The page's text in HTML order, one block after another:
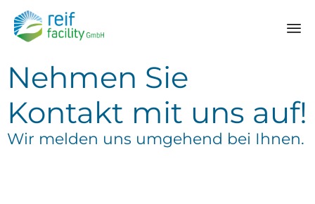
Nehmen Sie
Kontakt mit uns auf!
Wir melden uns umgehend bei Ihnen.